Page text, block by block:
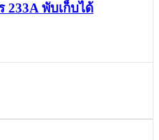
233A พับเก็บได้